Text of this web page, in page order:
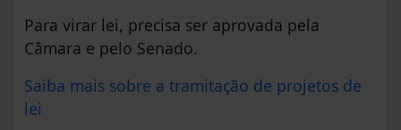
Para virar lei, precisa ser aprovada pela
Câmara e pelo Senado.
Saiba mais sobre a tramitação de projetos de
lei